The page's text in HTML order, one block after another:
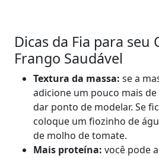
Dicas da Fia para seu
Frango Saudável
Textura da massa: se a
adicione um pouco mais
dar ponto de modelar. Se
coloque um fiozinho de
de molho de tomate.
Mais proteína: você pode